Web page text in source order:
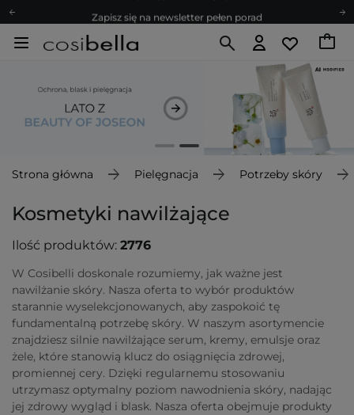
Zapisz się na newsletter pełen porad
Bezpłatne konsultacje kosmetologiczne
Poleć nas i zyskaj jeszcze więcej punktów
Zapisz się na newsletter pełen porad
Strona główna Pielęgnacja Potrzeby skóry
Kosmetyki nawilżające
Ilość produktów: 2776
W Cosibelli doskonale rozumiemy, jak ważne jest
nawilżanie skóry. Nasza oferta to wybór produktów
starannie wyselekcjonowanych, aby zaspokoić tę
fundamentalną potrzebę skóry. W naszym asortymencie
znajdziesz silnie nawilżające serum, kremy, emulsje oraz
żele, które stanowią klucz do osiągnięcia zdrowej,
promiennej cery. Dzięki regularnemu stosowaniu
utrzymasz optymalny poziom nawodnienia skóry, nadając
jej zdrowy wygląd i blask. Nasza oferta obejmuje produkty